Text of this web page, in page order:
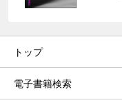
トップ
電子書籍検索